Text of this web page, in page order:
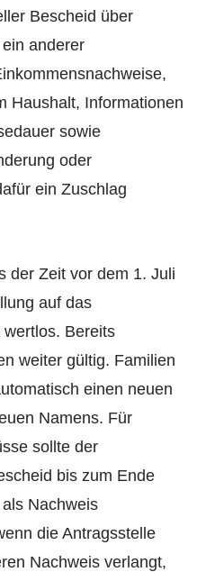
Bescheid über
anderer
Haushalt, Informationen
sowie
oder
ein Zuschlag
der Zeit vor dem 1. Juli
auf das
Bereits
weiter gültig. Familien
einen neuen
Namens. Für
sollte der
bis zum Ende
Nachweis
die Antragsstelle
Nachweis verlangt,